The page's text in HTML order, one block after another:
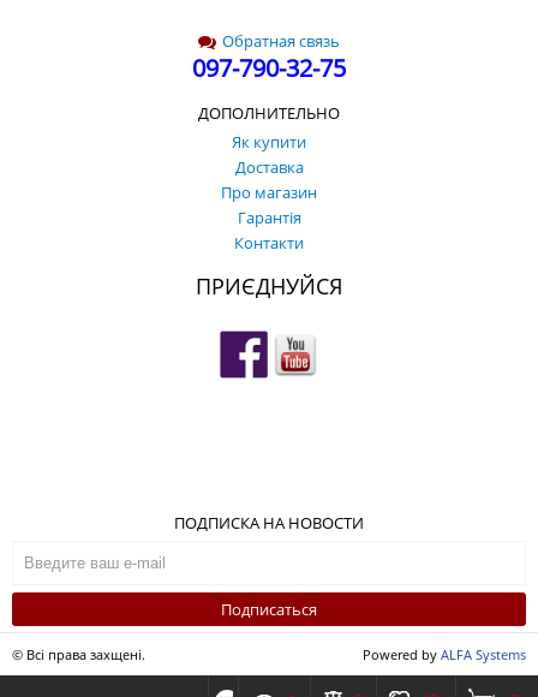
Обратная связь
097-790-32-75
ДОПОЛНИТЕЛЬНО
Як купити
Доставка
Про магазин
Гарантія
Контакти
ПРИЄДНУЙСЯ
ПОДПИСКА НА НОВОСТИ
Подписаться
© Всі права захщені. Powered by ALFA Systems